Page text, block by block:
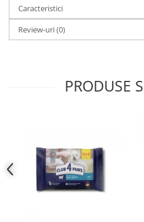
Caracteristici
Review-uri(0)
PRODUSE